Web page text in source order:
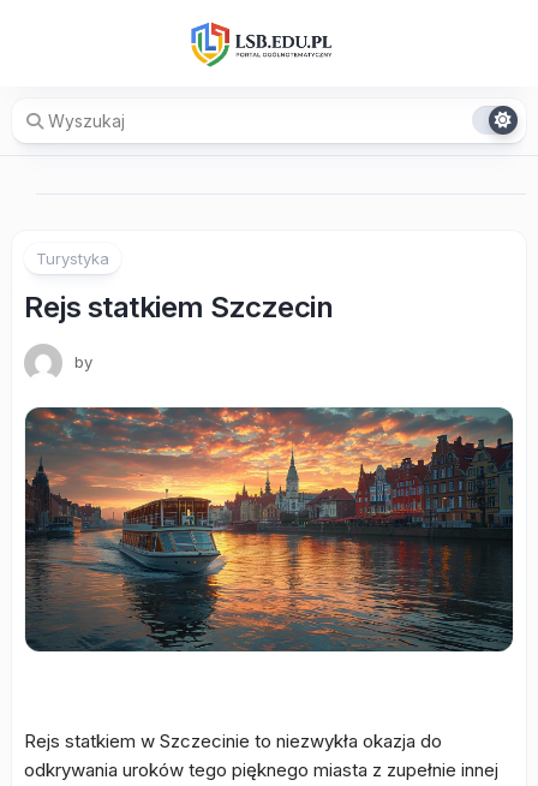
Turystyka
Rejs statkiem Szczecin
by
Rejs statkiem w Szczecinie to niezwykła okazja do
odkrywania uroków tego pięknego miasta z zupełnie innej